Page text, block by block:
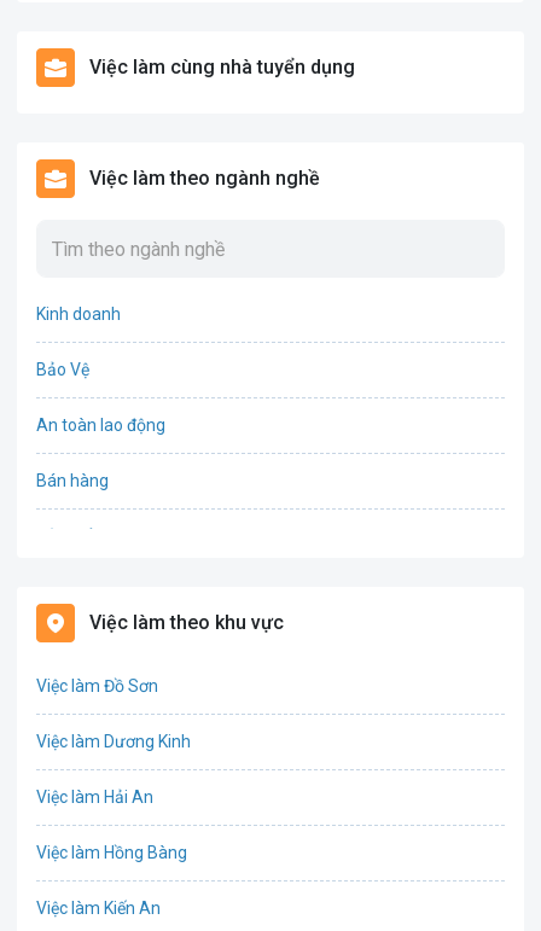
Việc làm cùng nhà tuyển dụng
Việc làm theo ngành nghề
Kinh doanh
Bảo Vệ
An toàn lao động
Bán hàng
Biên phiên dịch
Việc làm theo khu vực
Việc làm Đồ Sơn
Việc làm Dương Kinh
Việc làm Hải An
Việc làm Hồng Bàng
Việc làm Kiến An